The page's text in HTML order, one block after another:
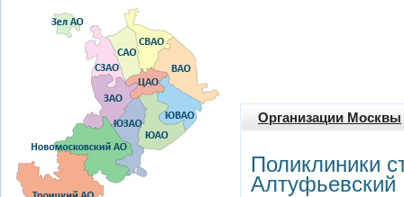
Организации Москвы
Поликлиники
Алтуфьевский